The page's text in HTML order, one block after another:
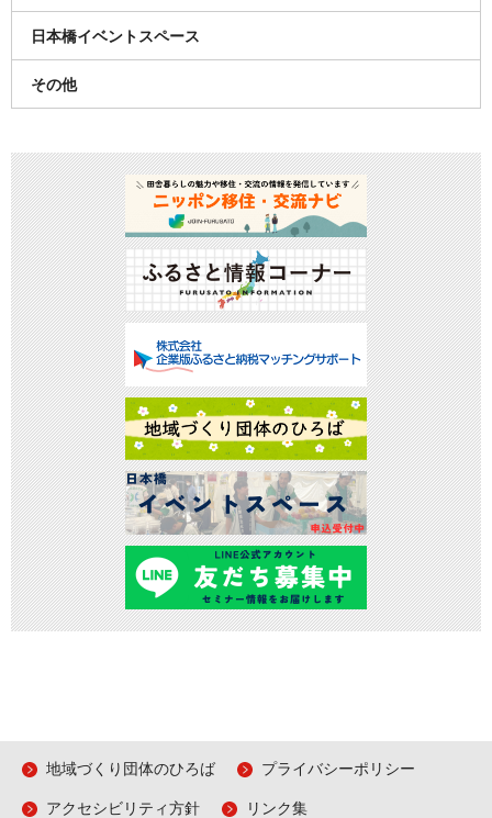
日本橋イベントスペース
その他
地域づくり団体のひろば プライバシーポリシー
アクセシビリティ方針 リンク集